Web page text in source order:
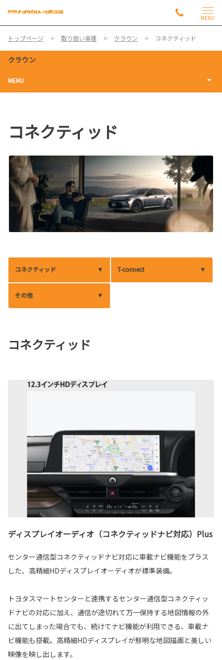
MENU
トップページ 取り扱い車種 クラウン コネクティッド
クラウン
MENU
コネクティッド
コネクティッド T-connect
その他
コネクティッド
ディスプレイオーディオ（コネクティッドナビ対応）Plus
センター通信型コネクティッドナビ対応に車載ナビ機能をプラス
した、高精細HDディスプレイオーディオが標準装備。
トヨタスマートセンターと連携するセンター通信型コネクティッ
ドナビの対応に加え、通信が途切れて万一保持する地図情報の外
に出てしまった場合でも、続けてナビ機能が利用できる、車載ナ
ビ機能も搭載。高精細HDディスプレイが鮮明な地図描画と美しい
映像を映し出します。